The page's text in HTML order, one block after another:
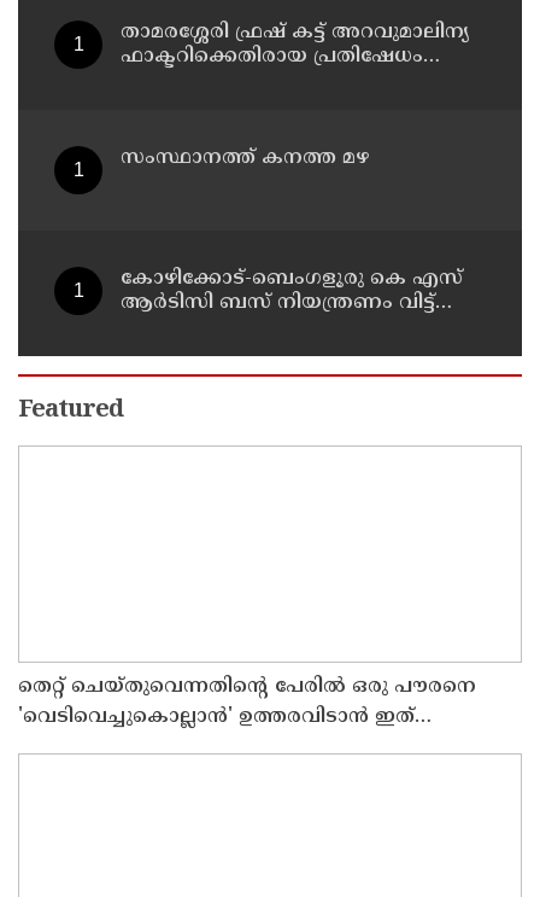
താമരശ്ശേരി ഫ്രഷ് കട്ട് അറവുമാലിന്യ
ഫാക്ടറിക്കെതിരായ പ്രതിഷേധം
സംസ്ഥാനത്ത് കനത്ത മഴ
കോഴിക്കോട്-ബെംഗളൂരു കെ എസ്
ആര്‍ടിസി ബസ് നിയന്ത്രണം വിട്ട്
കണ്ടക്ടര്‍ക്കും ദാരുണാന്ത്യം
Featured
തെറ്റ് ചെയ്തുവെന്നതിന്റെ പേരില്‍ ഒരു പൗരനെ
'വെടിവെച്ചുകൊല്ലാന്‍' ഉത്തരവിടാന്‍ ഇത്